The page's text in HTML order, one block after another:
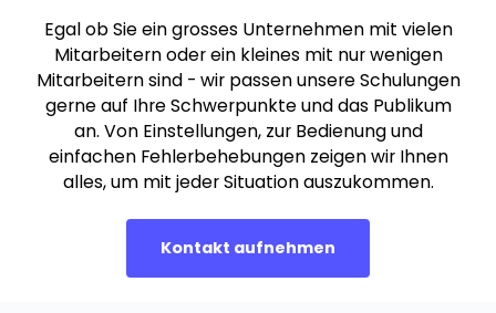
Egal ob Sie ein grosses Unternehmen mit vielen
Mitarbeitern oder ein kleines mit nur wenigen
Mitarbeitern sind - wir passen unsere Schulungen
gerne auf Ihre Schwerpunkte und das Publikum
an. Von Einstellungen, zur Bedienung und
einfachen Fehlerbehebungen zeigen wir Ihnen
alles, um mit jeder Situation auszukommen.
Kontakt aufnehmen